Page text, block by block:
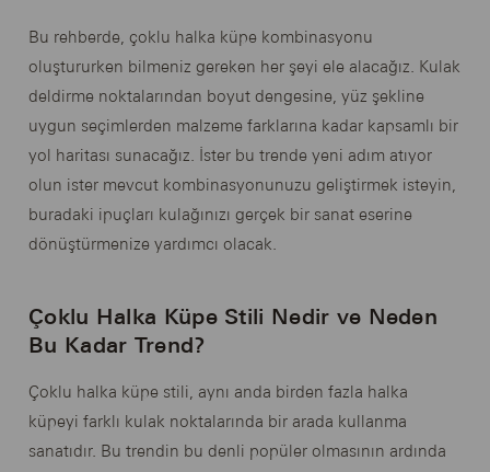
Bu rehberde, çoklu halka küpe kombinasyonu
oluştururken bilmeniz gereken her şeyi ele alacağız. Kulak
deldirme noktalarından boyut dengesine, yüz şekline
uygun seçimlerden malzeme farklarına kadar kapsamlı bir
yol haritası sunacağız. İster bu trende yeni adım atıyor
olun ister mevcut kombinasyonunuzu geliştirmek isteyin,
buradaki ipuçları kulağınızı gerçek bir sanat eserine
dönüştürmenize yardımcı olacak.
Çoklu Halka Küpe Stili Nedir ve Neden
Bu Kadar Trend?
Çoklu halka küpe stili, aynı anda birden fazla halka
küpeyi farklı kulak noktalarında bir arada kullanma
sanatıdır. Bu trendin bu denli popüler olmasının ardında